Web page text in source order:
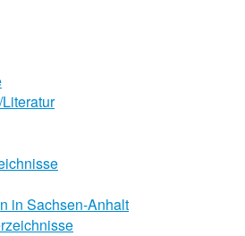
in Sachsen-Anhalt